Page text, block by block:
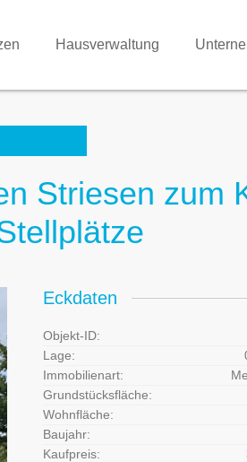
Hausverwaltung
Striesen zum
Eckdaten
Objekt-ID:
Lage:
Immobilienart:
Grundstücksfläche:
Wohnfläche:
Baujahr:
Kaufpreis: